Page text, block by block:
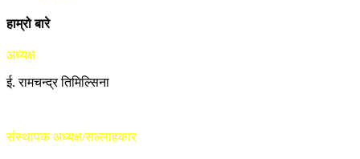
हाम्रो बारे
अध्यक्ष
ई. रामचन्द्र तिमिल्सिना
संस्थापक अध्यक्ष/सल्लाहकार